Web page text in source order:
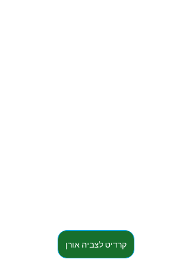
קרדיט לצביה אורן